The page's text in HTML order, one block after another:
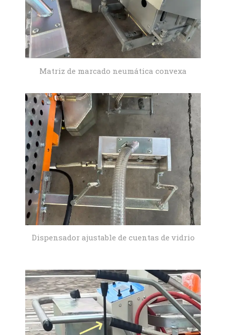
Matriz de marcado neumática convexa
Dispensador ajustable de cuentas de vidrio